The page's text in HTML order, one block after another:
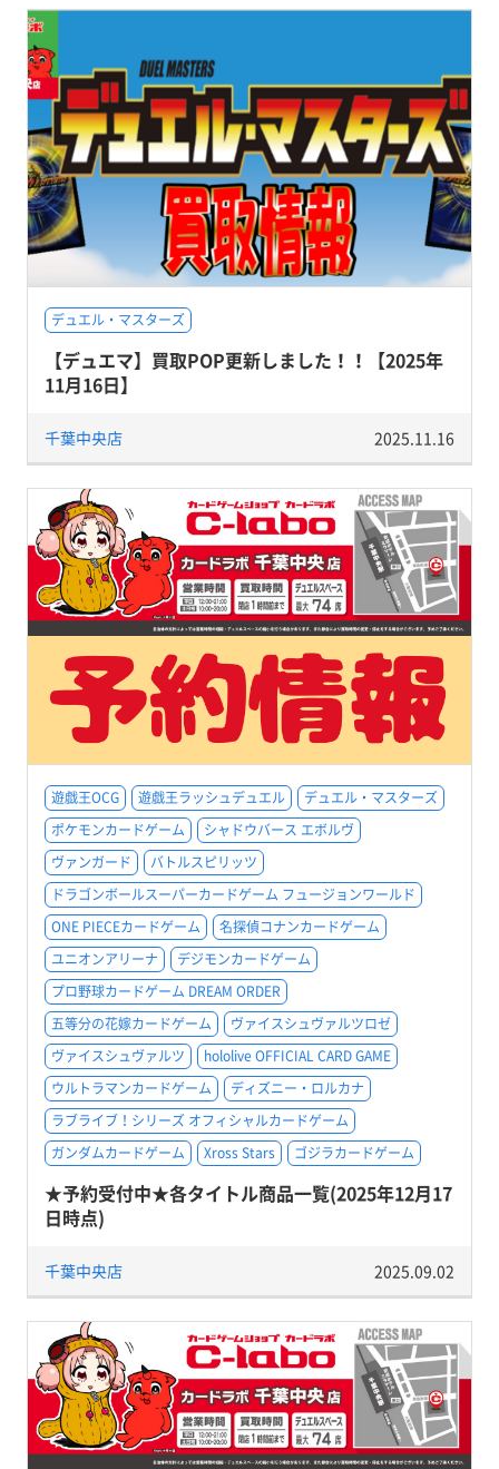
デュエル・マスターズ
【デュエマ】買取POP更新しました！！【2025年
11月16日】
千葉中央店 2025.11.16
遊戯王OCG 遊戯王ラッシュデュエル
デュエル・マスターズ
ポケモンカードゲーム
シャドウバース エボルヴ
ヴァンガード
バトルスピリッツ
ドラゴンボールスーパーカードゲーム フュージョンワールド
ONE PIECEカードゲーム
名探偵コナンカードゲーム
ユニオンアリーナ
デジモンカードゲーム
プロ野球カードゲーム DREAM ORDER
五等分の花嫁カードゲーム
ヴァイスシュヴァルツロゼ
ヴァイスシュヴァルツ
hololive OFFICIAL CARD GAME
ウルトラマンカードゲーム
ディズニー・ロルカナ
ラブライブ！シリーズ オフィシャルカードゲーム
ガンダムカードゲーム
Xross Stars ゴジラカードゲーム
★予約受付中★各タイトル商品一覧(2025年12月17
日時点)
千葉中央店 2025.09.02